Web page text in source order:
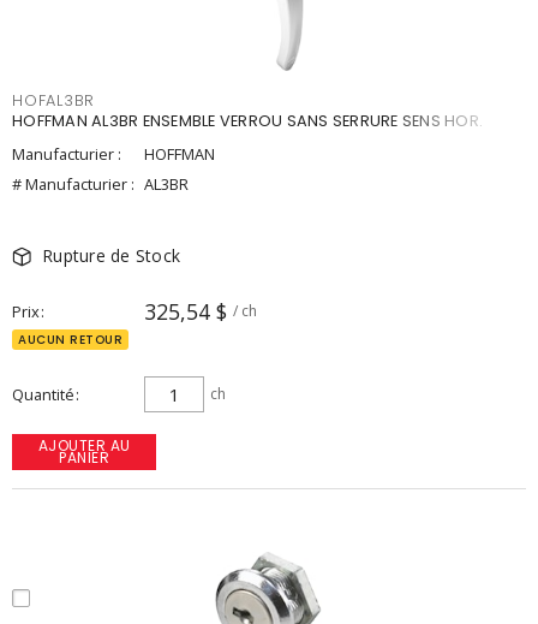
HOFAL3BR
HOFFMAN AL3BR ENSEMBLE VERROU SANS SERRURE SENS HOR.
Manufacturier :
HOFFMAN
# Manufacturier : AL3BR
Rupture de Stock
Prix 325,54 $ / ch
AUCUN RETOUR
Quantité ch
AJOUTER AU
PANIER